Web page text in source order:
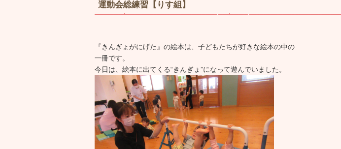
運動会総練習【りす組】
『きんぎょがにげた』の絵本は、子どもたちが好きな絵本の中の
一冊です。
今日は、絵本に出てくる“きんぎょ”になって遊んでいました。